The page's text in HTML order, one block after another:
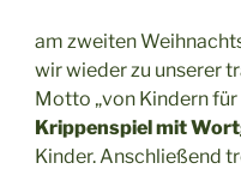
am zweiten
wir wieder zu unserer
Motto „von Kindern für
Krippenspiel mit
Kinder. Anschließend